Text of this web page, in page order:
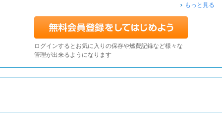
もっと見る
ログインするとお気に入りの保存や燃費記録など様々な
管理が出来るようになります